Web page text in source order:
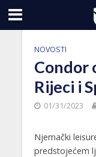
NOVOSTI
Condor
Rijeci i
01/31/2023
Njemački
predstojećem